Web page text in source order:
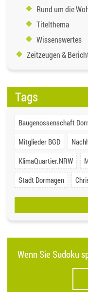
Rund um die
Titelthema
Wissenswertes
Zeitzeugen &
Tags
Baugenossenschaft
Mitglieder BGD
KlimaQuartier.NRW
Stadt Dormagen
Wenn Sie Sudoku